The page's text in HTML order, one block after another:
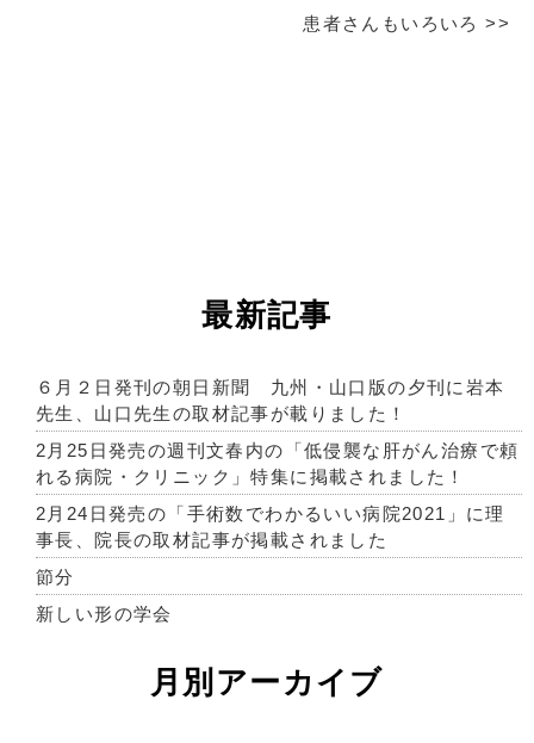
患者さんもいろいろ>>
最新記事
６月２日発刊の朝日新聞 九州・山口版の夕刊に岩本
先生、山口先生の取材記事が載りました！
2月25日発売の週刊文春内の「低侵襲な肝がん治療で頼
れる病院・クリニック」特集に掲載されました！
2月24日発売の「手術数でわかるいい病院2021」に理
事長、院長の取材記事が掲載されました
節分
新しい形の学会
月別アーカイブ